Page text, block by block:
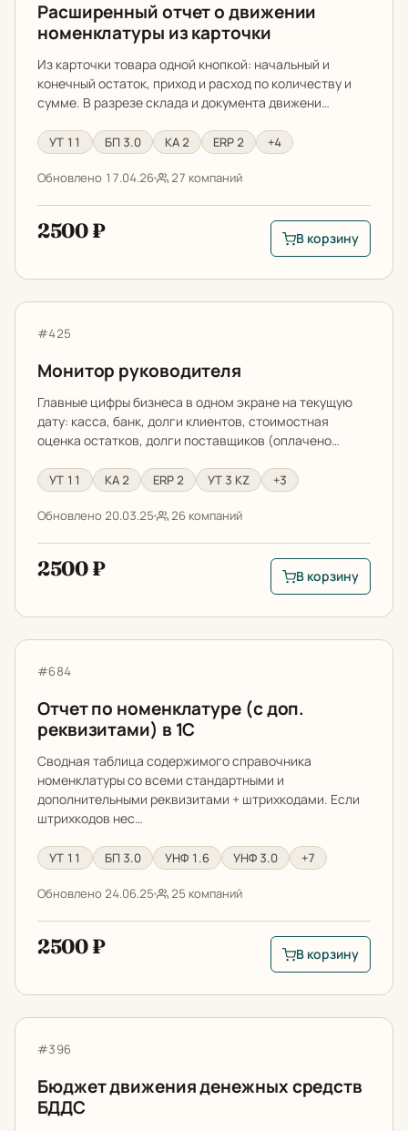
Расширенный отчет о движении
номенклатуры из карточки
Из карточки товара одной кнопкой: начальный и
конечный остаток, приход и расход по количеству и
сумме. В разрезе склада и документа движени…
УТ 11 БП 3.0 КА 2 ERP 2 +4
Обновлено 17.04.26 27 компаний
2500 ₽
В корзину:
В корзину
Монитор руководителя
Артикул:
#425
Монитор руководителя
Главные цифры бизнеса в одном экране на текущую
дату: касса, банк, долги клиентов, стоимостная
оценка остатков, долги поставщиков (оплачено…
УТ 11 КА 2 ERP 2 УТ 3 KZ +3
Обновлено 20.03.25 26 компаний
2500 ₽
В корзину:
В корзину
Отчет по номенклатуре (с доп. реквизитами) в 1С
Артикул:
#684
Отчет по номенклатуре (с доп.
реквизитами) в 1С
Сводная таблица содержимого справочника
номенклатуры со всеми стандартными и
дополнительными реквизитами + штрихкодами. Если
штрихкодов нес…
УТ 11 БП 3.0 УНФ 1.6 УНФ 3.0 +7
Обновлено 24.06.25 25 компаний
2500 ₽
В корзину: Отчет
В корзину
Бюджет движения денежных средств БДДС
Артикул:
#396
Бюджет движения денежных средств
БДДС